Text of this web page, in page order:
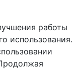
работы
использования.